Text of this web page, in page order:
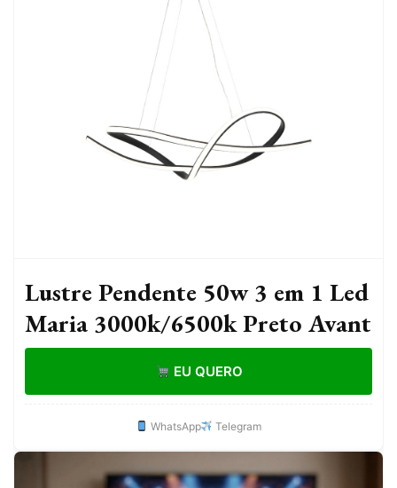
Lustre Pendente 50w 3 em 1 Led
Maria 3000k/6500k Preto Avant
EU QUERO
WhatsApp Telegram